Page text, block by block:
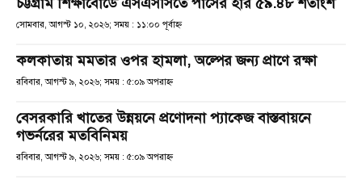
সোমবার, আগস্ট ১০, ২০২৬; সময় : ১১:০০ পূর্বাহ্ণ
কলকাতায় মমতার ওপর হামলা, অল্পের জন্য প্রাণে রক্ষা
রবিবার, আগস্ট ৯, ২০২৬; সময় : ৫:০৯ অপরাহ্ণ
বেসরকারি খাতের উন্নয়নে প্রণোদনা প্যাকেজ বাস্তবায়নে
গভর্নরের মতবিনিময়
রবিবার, আগস্ট ৯, ২০২৬; সময় : ৫:০৯ অপরাহ্ণ